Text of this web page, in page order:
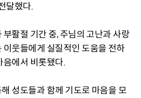
달했다.
활절 기간 중, 주님의 고난과 사랑
이웃들에게 실질적인 도움을 전하
음에서 비롯됐다.
성도들과 함께 기도로 마음을 모